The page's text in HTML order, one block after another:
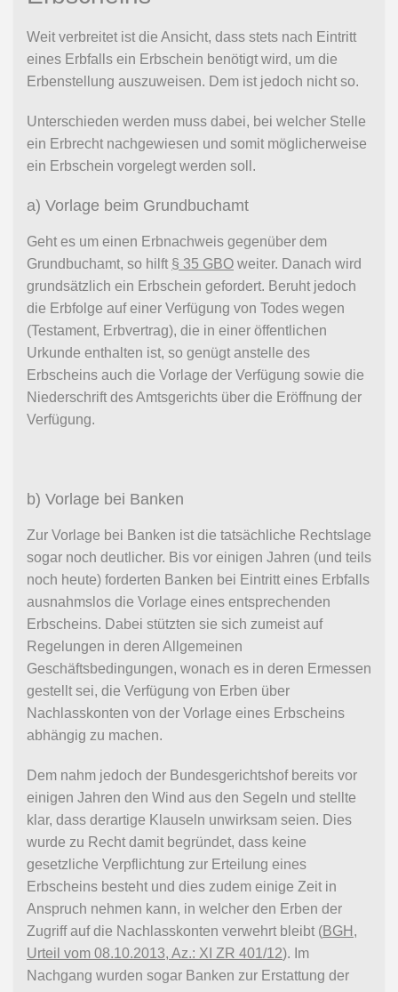
Weit verbreitet ist die Ansicht, dass stets nach Eintritt
eines Erbfalls ein Erbschein benötigt wird, um die
Erbenstellung auszuweisen. Dem ist jedoch nicht so.
Unterschieden werden muss dabei, bei welcher Stelle
ein Erbrecht nachgewiesen und somit möglicherweise
ein Erbschein vorgelegt werden soll.
a) Vorlage beim Grundbuchamt
Geht es um einen Erbnachweis gegenüber dem
Grundbuchamt, so hilft § 35 GBO weiter. Danach wird
grundsätzlich ein Erbschein gefordert. Beruht jedoch
die Erbfolge auf einer Verfügung von Todes wegen
(Testament, Erbvertrag), die in einer öffentlichen
Urkunde enthalten ist, so genügt anstelle des
Erbscheins auch die Vorlage der Verfügung sowie die
Niederschrift des Amtsgerichts über die Eröffnung der
Verfügung.
b) Vorlage bei Banken
Zur Vorlage bei Banken ist die tatsächliche Rechtslage
sogar noch deutlicher. Bis vor einigen Jahren (und teils
noch heute) forderten Banken bei Eintritt eines Erbfalls
ausnahmslos die Vorlage eines entsprechenden
Erbscheins. Dabei stützten sie sich zumeist auf
Regelungen in deren Allgemeinen
Geschäftsbedingungen, wonach es in deren Ermessen
gestellt sei, die Verfügung von Erben über
Nachlasskonten von der Vorlage eines Erbscheins
abhängig zu machen.
Dem nahm jedoch der Bundesgerichtshof bereits vor
einigen Jahren den Wind aus den Segeln und stellte
klar, dass derartige Klauseln unwirksam seien. Dies
wurde zu Recht damit begründet, dass keine
gesetzliche Verpflichtung zur Erteilung eines
Erbscheins besteht und dies zudem einige Zeit in
Anspruch nehmen kann, in welcher den Erben der
Zugriff auf die Nachlasskonten verwehrt bleibt (BGH,
Urteil vom 08.10.2013, Az.: XI ZR 401/12). Im
Nachgang wurden sogar Banken zur Erstattung der